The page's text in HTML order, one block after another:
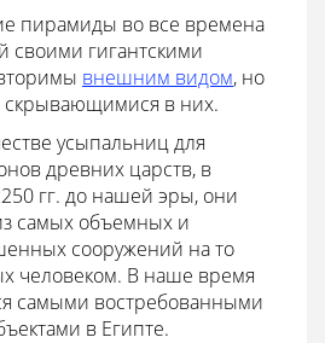
пирамиды во все времена
своими гигантскими
внешним видом, но
скрывающимися в них.
усыпальниц для
древних царств, в
гг. до нашей эры, они
самых объемных и
сооружений на то
человеком. В наше время
самыми востребованными
в Египте.